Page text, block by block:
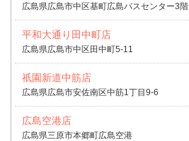
広島県広島市中区基町広島バスセンター3階
平和大通り田中町店
広島県広島市中区田中町5-11
祇園新道中筋店
広島県広島市安佐南区中筋1丁目9-6
広島空港店
広島県三原市本郷町広島空港